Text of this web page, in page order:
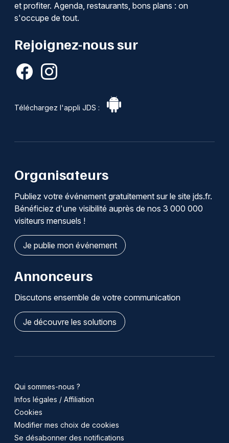
et profiter. Agenda, restaurants, bons plans : on
s'occupe de tout.
Rejoignez-nous sur
Téléchargez l'appli JDS :
Organisateurs
Publiez votre événement gratuitement sur le site jds.fr.
Bénéficiez d'une visibilité auprès de nos 3 000 000
visiteurs mensuels !
Je publie mon événement
Annonceurs
Discutons ensemble de votre communication
Je découvre les solutions
Qui sommes-nous ?
Infos légales / Affiliation
Cookies
Modifier mes choix de cookies
Se désabonner des notifications